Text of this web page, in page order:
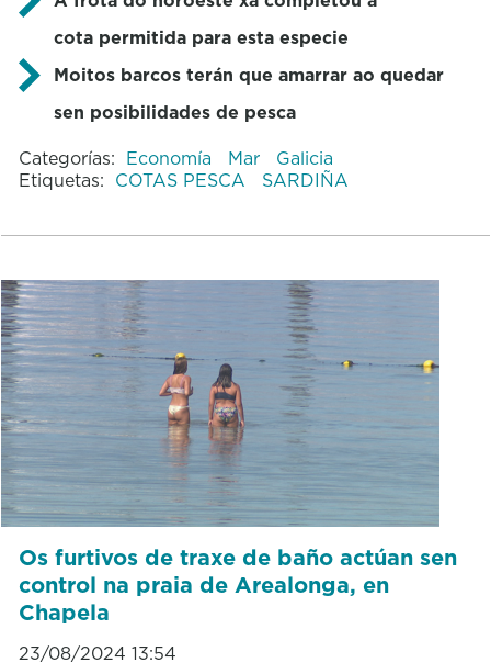
cota permitida para esta especie
Moitos barcos terán que amarrar ao quedar
sen posibilidades de pesca
Categorías: Economía Mar
Galicia
Etiquetas: COTAS PESCA SARDIÑA
Os furtivos de traxe de baño actúan sen
control na praia de Arealonga, en
Chapela
23/08/2024 13:54